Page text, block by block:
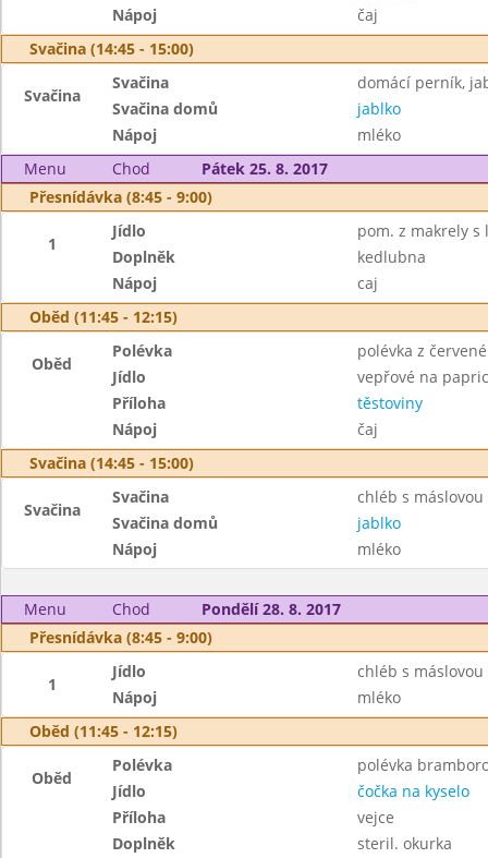
Nápoj
čaj
Svačina (14:45 - 15:00)
Svačina
Svačina
domácí perník,
Svačina domů
jablko
Nápoj
mléko
Menu
Chod
Pátek 25. 8. 2017
Přesnídávka (8:45 - 9:00)
1
Jídlo
pom. z makrely s
Doplněk
kedlubna
Nápoj
caj
Oběd (11:45 - 12:15)
Oběd
Polévka
polévka z
Jídlo
vepřové na
Příloha
těstoviny
Nápoj
čaj
Svačina (14:45 - 15:00)
Svačina
Svačina
chléb s
Svačina domů
jablko
Nápoj
mléko
Menu Chod
Pondělí 28. 8. 2017
Přesnídávka (8:45 - 9:00)
1
Jídlo
chléb s máslovou
Nápoj
mléko
Oběd (11:45 - 12:15)
Oběd
Polévka
polévka
Jídlo
čočka na kyselo
Příloha
vejce
Doplněk
steril. okurka